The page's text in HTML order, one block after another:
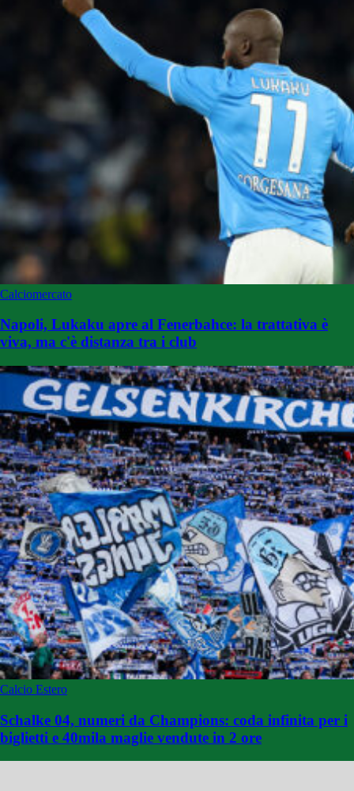
Calciomercato
Napoli, Lukaku apre al Fenerbahce: la trattativa è
viva, ma c'è distanza tra i club
Calcio Estero
Schalke 04, numeri da Champions: coda infinita per i
biglietti e 40mila maglie vendute in 2 ore